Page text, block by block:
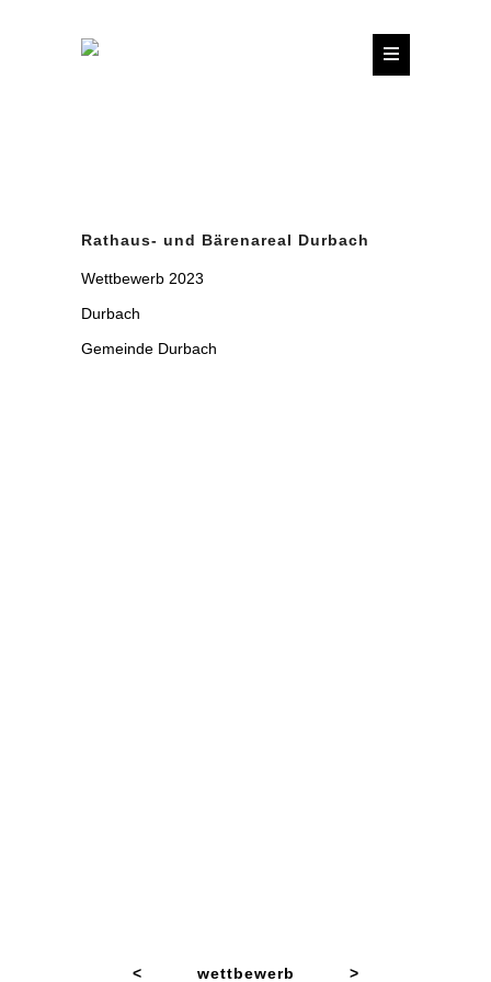
Rathaus- und Bärenareal Durbach
Wettbewerb 2023
Durbach
Gemeinde Durbach
< wettbewerb >